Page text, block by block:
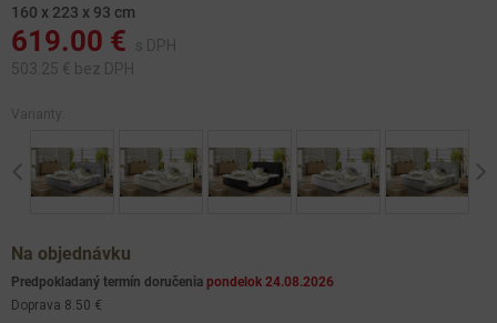
160 x 223 x 93 cm
619.00 €
s DPH
503.25 € bez DPH
Varianty:
Previous
Na objednávku
Predpokladaný termín doručenia pondelok 24.08.2026
Doprava 8.50 €